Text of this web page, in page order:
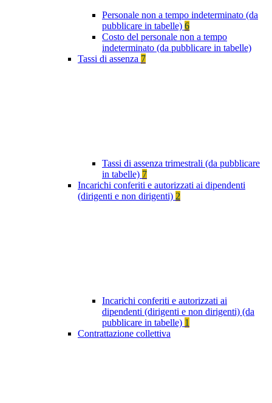
Personale non a tempo indeterminato (da
pubblicare in tabelle) 6
Costo del personale non a tempo
indeterminato (da pubblicare in tabelle)
Tassi di assenza 7
Tassi di assenza trimestrali (da pubblicare
in tabelle) 7
Incarichi conferiti e autorizzati ai dipendenti
(dirigenti e non dirigenti) 2
Incarichi conferiti e autorizzati ai
dipendenti (dirigenti e non dirigenti) (da
pubblicare in tabelle) 1
Contrattazione collettiva